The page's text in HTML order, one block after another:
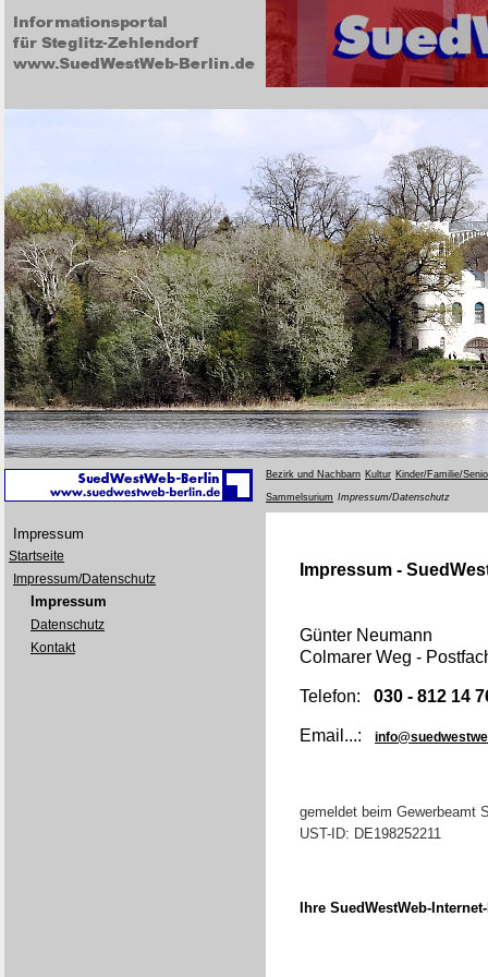
Bezirk und Nachbarn Kultur Kinder/Familie/
Sammelsurium Impressum/Datenschutz
Impressum
Startseite
Impressum/Datenschutz
Impressum
Datenschutz
Kontakt
Impressum -
Günter Neumann
Colmarer Weg -
Telefon: 030 - 812 14
Email...:
gemeldet beim Gewerbeamt
UST-ID: DE198252211
Ihre SuedWestWeb-